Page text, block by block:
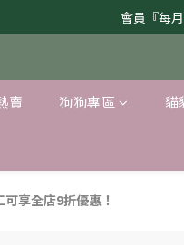
會員『每
賣 狗狗專區 貓
享全店9折優惠！